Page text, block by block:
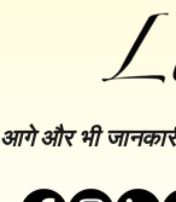
आगे और भी